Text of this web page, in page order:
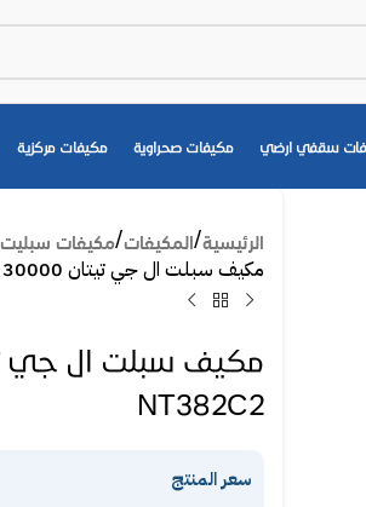
سقفي ارضي مكيفات صحراوية مكيفات مركزية
الرئيسية المكيفات مكيفات سبليت
مكيف سبلت ال جي تيتان 30000 وحدة انفرتر – بارد NT382C2
NT382C2
سعر المنتج